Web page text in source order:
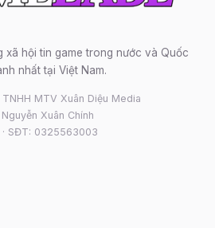
xã hội tin game trong nước và Quốc
nhất tại Việt Nam.
MTV Xuân Diệu Media
Xuân Chính
· SĐT: 0325563003